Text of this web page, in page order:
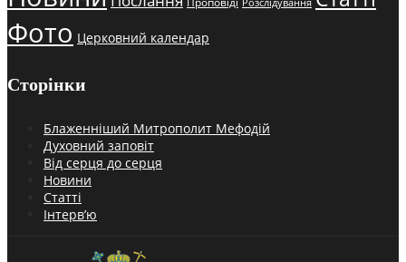
Розслідування
Фото Церковний календар
Сторінки
Блаженніший Митрополит Мефодій
Духовний заповіт
Від серця до серця
Новини
Статті
Інтерв’ю